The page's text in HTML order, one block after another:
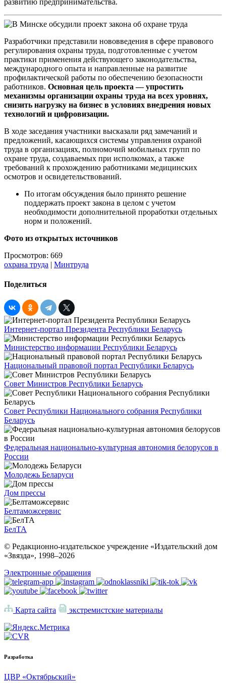
Разработчики представили нововведения в сфере правового
регулирования охраны труда, подготовленные с учетом
практики применения действующего законодательства,
международного опыта и направленные на развитие
профилактической работы по обеспечению безопасности
работников. Основная цель проекта — упростить
механизмы организации охраны труда на всех уровнях,
снизить нагрузку на бизнес в условиях внедрения новых
технологий и цифровизации.
В ходе заседания участники высказали ряд замечаний и
предложений, касающихся системы управления охраной
труда в организациях, полномочий мобильных групп по
охране труда, создаваемых при исполкомах, а также
требований к прохождению работниками медицинских
осмотров и освидетельствований.
По итогам обсуждения было принято решение
поддержать проект закона в целом с учетом
необходимости дополнительной проработки отдельных
норм и положений.
Фото из открытых источников
Просмотров: 669
охрана труда | Минтруда
Поделиться
Интернет-портал Президента Республики Беларусь
Министерство информации Республики Беларусь
Национальный правовой портал Республики Беларусь
Совет Министров Республики Беларусь
Совет Республики Национального собрания Республики
Беларусь
Федеральная национально-культурная автономия белорусов в
России
Молодежь Беларуси
Дом прессы
Белтаможсервис
БелТА
© Редакционно-издательское учреждение «Издательский дом
«Звязда», 1998–2026
Электронные обращения
Карта сайта экстремистские материалы
Разработка
ЦВР «Октябрьский»